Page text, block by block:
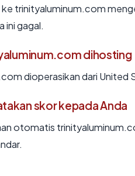
ke trinityaluminum.com
ini gagal.
dihosting
dioperasikan dari United
skor kepada Anda
otomatis